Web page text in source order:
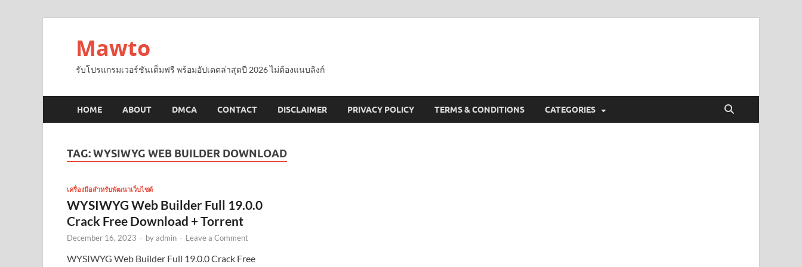
Mawto
รับโปรแกรมเวอร์ชันเต็มฟรี พร้อมอัปเดตล่าสุดปี 2026 ไม่ต้องแนบลิงก์
HOME ABOUT DMCA CONTACT DISCLAIMER PRIVACY POLICY TERMS & CONDITIONS CATEGORIES
TAG:WYSIWYG WEB BUILDER DOWNLOAD
เครื่องมือสำหรับพัฒนาเว็บไซต์
WYSIWYG Web Builder Full 19.0.0
Crack Free Download + Torrent
December 16, 2023 - byadmin - Leave a Comment
WYSIWYG Web Builder Full 19.0.0 Crack Free